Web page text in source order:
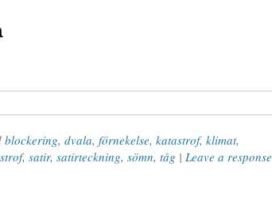
blockering, dvala, förnekelse, katastrof, klimat,
, satir, satirteckning, sömn, tåg | Leave a response